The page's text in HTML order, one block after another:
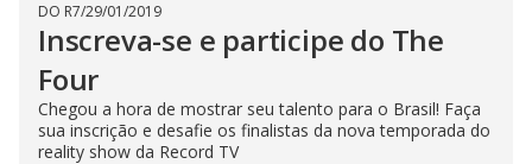
DO R7/29/01/2019
Inscreva-se e participe do The
Four
Chegou a hora de mostrar seu talento para o Brasil! Faça
sua inscrição e desafie os finalistas da nova temporada do
reality show da Record TV